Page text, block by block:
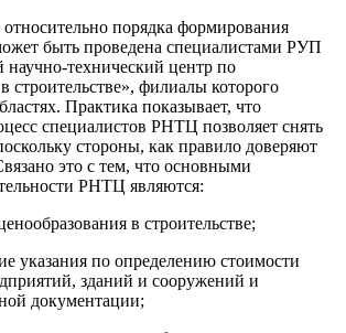
порядка формирования
быть проведена специалистами РУП
научно-технический центр по
строительстве», филиалы которого
Практика показывает, что
специалистов РНТЦ позволяет снять
стороны, как правило доверяют
это с тем, что основными
РНТЦ являются:
в строительстве;
по определению стоимости
зданий и сооружений и
документации;